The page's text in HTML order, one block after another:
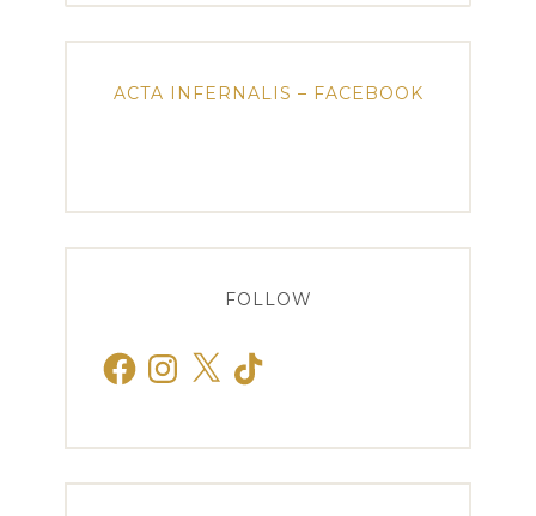
ACTA INFERNALIS – FACEBOOK
FOLLOW
FacebookInstagram
X TikTok